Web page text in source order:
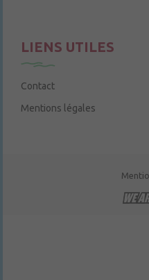
LIENS UTILES
Contact
Mentions légales